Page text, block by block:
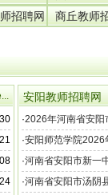
招聘网
商丘教师
安阳教师招聘网
·2026年河南省安阳
·安阳师范学院2026
·河南省安阳市新一
·河南省安阳市汤阴